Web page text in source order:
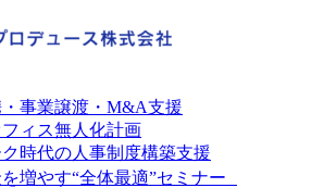
事業譲渡・M&A支援
ィス無人化計画
時代の人事制度構築支援
増やす“全体最適”セミナー